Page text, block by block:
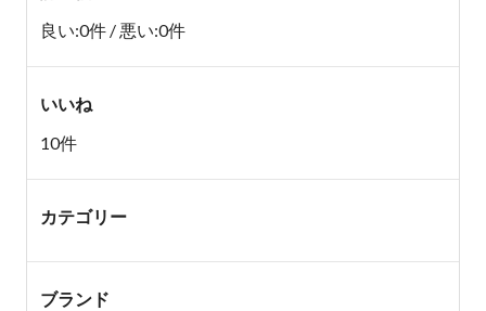
良い:0件 / 悪い:0件
いいね
10件
カテゴリー
ブランド